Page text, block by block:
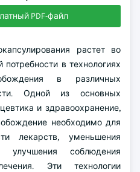
PDF-файл
растет во
в технологиях
в различных
Одной из основных
и здравоохранение,
необходимо для
лекарств, уменьшения
соблюдения
Эти технологии